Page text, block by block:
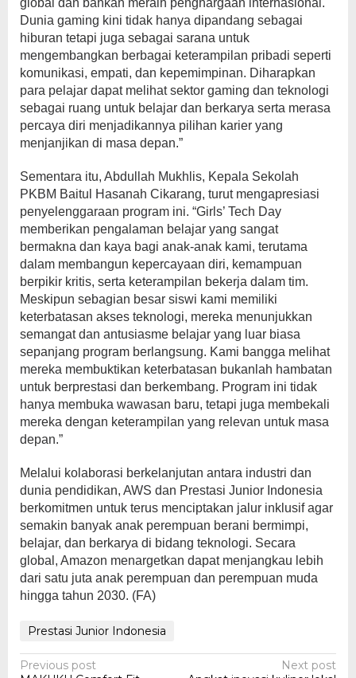
Dunia gaming kini tidak hanya dipandang sebagai
hiburan tetapi juga sebagai sarana untuk
mengembangkan berbagai keterampilan pribadi seperti
komunikasi, empati, dan kepemimpinan. Diharapkan
para pelajar dapat melihat sektor gaming dan teknologi
sebagai ruang untuk belajar dan berkarya serta merasa
percaya diri menjadikannya pilihan karier yang
menjanjikan di masa depan.”
Sementara itu, Abdullah Mukhlis, Kepala Sekolah
PKBM Baitul Hasanah Cikarang, turut mengapresiasi
penyelenggaraan program ini. “Girls’ Tech Day
memberikan pengalaman belajar yang sangat
bermakna dan kaya bagi anak-anak kami, terutama
dalam membangun kepercayaan diri, kemampuan
berpikir kritis, serta keterampilan bekerja dalam tim.
Meskipun sebagian besar siswi kami memiliki
keterbatasan akses teknologi, mereka menunjukkan
semangat dan antusiasme belajar yang luar biasa
sepanjang program berlangsung. Kami bangga melihat
mereka membuktikan keterbatasan bukanlah hambatan
untuk berprestasi dan berkembang. Program ini tidak
hanya membuka wawasan baru, tetapi juga membekali
mereka dengan keterampilan yang relevan untuk masa
depan.”
Melalui kolaborasi berkelanjutan antara industri dan
dunia pendidikan, AWS dan Prestasi Junior Indonesia
berkomitmen untuk terus menciptakan jalur inklusif agar
semakin banyak anak perempuan berani bermimpi,
belajar, dan berkarya di bidang teknologi. Secara
global, Amazon menargetkan dapat menjangkau lebih
dari satu juta anak perempuan dan perempuan muda
hingga tahun 2030. (FA)
Prestasi Junior Indonesia
Post
Previous post
Next post